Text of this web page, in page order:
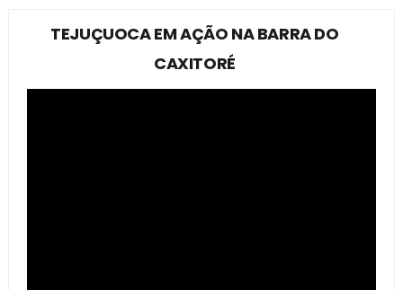
TEJUÇUOCA EM AÇÃO NA BARRA DO
CAXITORÉ